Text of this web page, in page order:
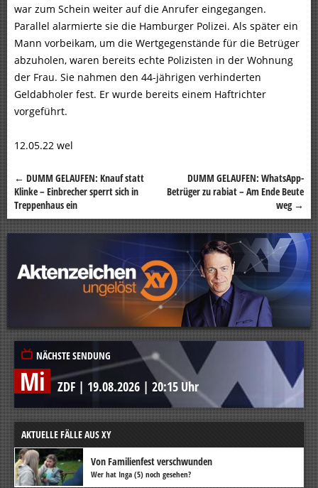
war zum Schein weiter auf die Anrufer eingegangen.
Parallel alarmierte sie die Hamburger Polizei. Als später ein
Mann vorbeikam, um die Wertgegenstände für die Betrüger
abzuholen, waren bereits echte Polizisten in der Wohnung
der Frau. Sie nahmen den 44-jährigen verhinderten
Geldabholer fest. Er wurde bereits einem Haftrichter
vorgeführt.
12.05.22 wel
Beitragsnavigation
← DUMM GELAUFEN: Knauf statt
Klinke – Einbrecher sperrt sich in
Treppenhaus ein
DUMM GELAUFEN: WhatsApp-
Betrüger zu rabiat – Am Ende Beute
weg →
NÄCHSTE SENDUNG
Mi ZDF | 19.08.2026 | 20:15 Uhr
AKTUELLE FÄLLE AUS XY
Von Familienfest verschwunden
Wer hat Inga (5) noch gesehen?